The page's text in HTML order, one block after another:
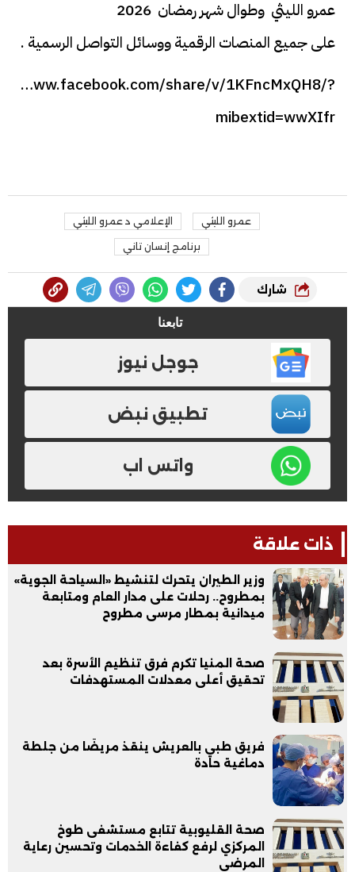
عمرو الليثي وطوال شهر رمضان 2026
على جميع المنصات الرقمية ووسائل التواصل الرسمية .
www.facebook.com/share/v/1KFncMxQH8/?
mibextid=wwXIfr
عمرو الليثي الإعلامي د عمرو الليثي
برنامج إنسان تاني
شارك
تابعنا
جوجل نيوز
تطبيق نبض
واتس اب
ذات علاقة
وزير الطيران يتحرك لتنشيط «السياحة الجوية»
بمطروح.. رحلات على مدار العام ومتابعة
ميدانية بمطار مرسى مطروح
صحة المنيا تكرم فرق تنظيم الأسرة بعد
تحقيق أعلى معدلات المستهدفات
فريق طبي بالعريش ينقذ مريضًا من جلطة
دماغية حادة
صحة القليوبية تتابع مستشفى طوخ
المركزي لرفع كفاءة الخدمات وتحسين رعاية
المرضى